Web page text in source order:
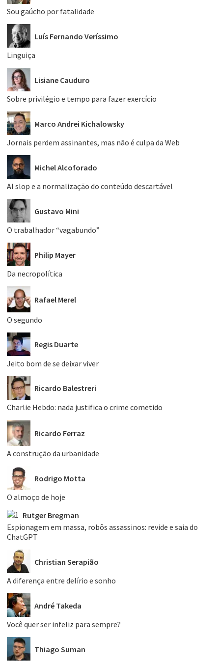
Sou gaúcho por fatalidade
Luís Fernando Veríssimo
Linguiça
Lisiane Cauduro
Sobre privilégio e tempo para fazer exercício
Marco Andrei Kichalowsky
Jornais perdem assinantes, mas não é culpa da Web
Michel Alcoforado
AI slop e a normalização do conteúdo descartável
Gustavo Mini
O trabalhador “vagabundo”
Philip Mayer
Da necropolítica
Rafael Merel
O segundo
Regis Duarte
Jeito bom de se deixar viver
Ricardo Balestreri
Charlie Hebdo: nada justifica o crime cometido
Ricardo Ferraz
A construção da urbanidade
Rodrigo Motta
O almoço de hoje
Rutger Bregman
Espionagem em massa, robôs assassinos: revide e saia do
ChatGPT
Christian Serapião
A diferença entre delírio e sonho
André Takeda
Você quer ser infeliz para sempre?
Thiago Suman